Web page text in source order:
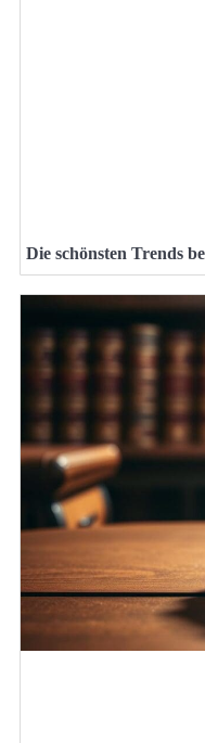
Die schönsten Trends